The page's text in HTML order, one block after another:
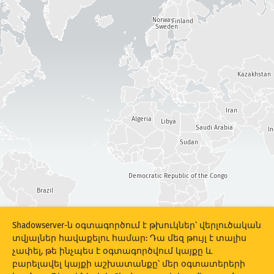
Հարձակումների վիճակագրություն․ Սարքեր
Օգնություն
Վտանգի աստիճան
Պիտակներ
Տվյալների սանդղակ
Թարմացնել Վերակայել
Ներբեռնել որպես PNG
Argentina
Democratic Republic of the Congo
South Africa
Kazakhstan
Brazil
Norway
Sweden
Finland
Libya
Sudan
Iran
Saudi Arabia
Algeria
Shadowserver-ն օգտագործում է թխուկներ՝ վերլուծական
տվյալներ հավաքելու համար: Դա մեզ թույլ է տալիս
չափել, թե ինչպես է օգտագործվում կայքը և
բարելավել կայքի աշխատանքը՝ մեր օգտատերերի